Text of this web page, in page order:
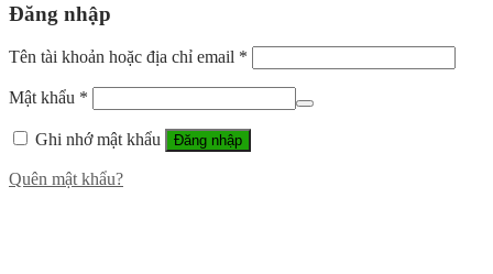
Đăng nhập
Tên tài khoản hoặc địa chỉ email *
Mật khẩu *
Ghi nhớ mật khẩu Đăng nhập
Quên mật khẩu?